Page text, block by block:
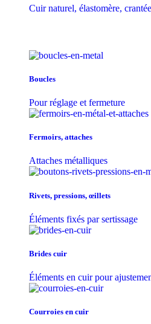
Cuir naturel, élastomère,
Boucles
Pour réglage et fermeture
Fermoirs, attaches
Attaches métalliques
Rivets, pressions, œillets
Éléments fixés par sertissage
Brides cuir
Éléments en cuir pour
Courroies en cuir